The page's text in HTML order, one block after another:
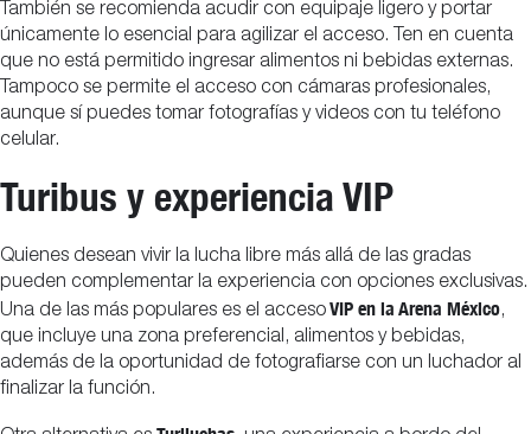
También se recomienda acudir con equipaje ligero y portar
únicamente lo esencial para agilizar el acceso. Ten en cuenta
que no está permitido ingresar alimentos ni bebidas externas.
Tampoco se permite el acceso con cámaras profesionales,
aunque sí puedes tomar fotografías y videos con tu teléfono
celular.
Turibus y experiencia VIP
Quienes desean vivir la lucha libre más allá de las gradas
pueden complementar la experiencia con opciones exclusivas.
Una de las más populares es el accesoVIP en la Arena México,
que incluye una zona preferencial, alimentos y bebidas,
además de la oportunidad de fotografiarse con un luchador al
finalizar la función.